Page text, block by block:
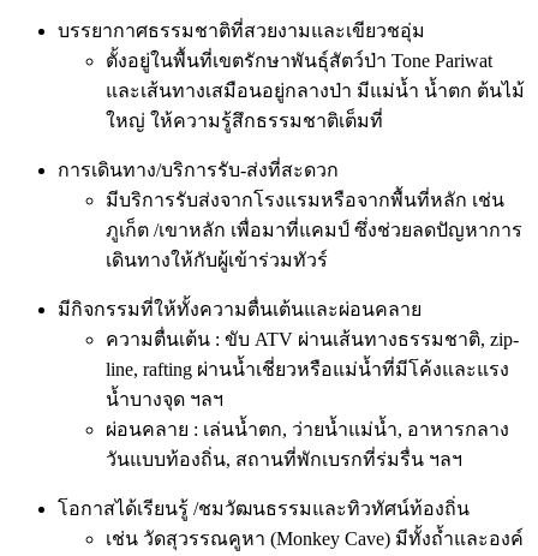
บรรยากาศธรรมชาติที่สวยงามและเขียวชอุ่ม
ตั้งอยู่ในพื้นที่เขตรักษาพันธุ์สัตว์ป่า Tone Pariwat
และเส้นทางเสมือนอยู่กลางป่า มีแม่น้ำ น้ำตก ต้นไม้
ใหญ่ ให้ความรู้สึกธรรมชาติเต็มที่
การเดินทาง/บริการรับ-ส่งที่สะดวก
มีบริการรับส่งจากโรงแรมหรือจากพื้นที่หลัก เช่น
ภูเก็ต /เขาหลัก เพื่อมาที่แคมป์ ซึ่งช่วยลดปัญหาการ
เดินทางให้กับผู้เข้าร่วมทัวร์
มีกิจกรรมที่ให้ทั้งความตื่นเต้นและผ่อนคลาย
ความตื่นเต้น : ขับ ATV ผ่านเส้นทางธรรมชาติ, zip-
line, rafting ผ่านน้ำเชี่ยวหรือแม่น้ำที่มีโค้งและแรง
น้ำบางจุด ฯลฯ
ผ่อนคลาย : เล่นน้ำตก, ว่ายน้ำแม่น้ำ, อาหารกลาง
วันแบบท้องถิ่น, สถานที่พักเบรกที่ร่มรื่น ฯลฯ
โอกาสได้เรียนรู้ /ชมวัฒนธรรมและทิวทัศน์ท้องถิ่น
เช่น วัดสุวรรณคูหา (Monkey Cave) มีทั้งถ้ำและองค์